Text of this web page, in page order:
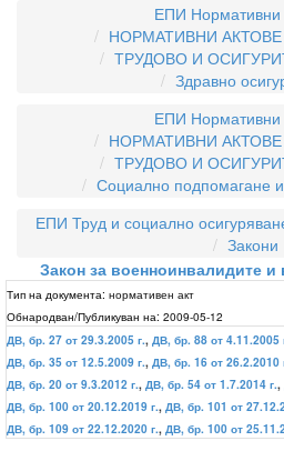
ЕПИ Нормативни
НОРМАТИВНИ
ТРУДОВО И
Здравно
ЕПИ Нормативни
НОРМАТИВНИ
ТРУДОВО И
Социално подпомагане
ЕПИ Труд и социално
Закони
Закон за военноинвалидите и
Тип на документа: нормативен акт
Обнародван/Публикуван на: 2009-05-12
ДВ, бр. 27 от 29.3.2005 г., ДВ, бр. 88 от 4.11.2005
ДВ, бр. 35 от 12.5.2009 г., ДВ, бр. 16 от 26.2.2010
ДВ, бр. 20 от 9.3.2012 г., ДВ, бр. 54 от 1.7.2014 г.,
ДВ, бр. 100 от 20.12.2019 г., ДВ, бр. 101 от
ДВ, бр. 109 от 22.12.2020 г., ДВ, бр. 100 от